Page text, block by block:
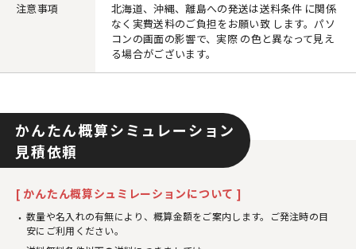
注意事項
北海道、沖縄、離島への発送は送料条件 に関係
なく実費送料のご負担をお願い致 します。パソ
コンの画面の影響で、実際 の色と異なって見え
る場合がございます。
かんたん概算シミュレーション
見積依頼
[ かんたん概算シュミレーションについて ]
数量や名入れの有無により、概算金額をご案内します。ご発注時の目
安にご利用ください。